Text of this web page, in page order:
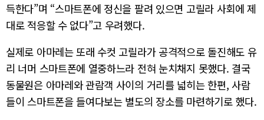
득한다”며 “스마트폰에 정신을 팔려 있으면 고릴라 사회에 제
대로 적응할 수 없다”고 우려했다.
실제로 아마레는 또래 수컷 고릴라가 공격적으로 돌진해도 유
리 너머 스마트폰에 열중하느라 전혀 눈치채지 못했다. 결국
동물원은 아마레와 관람객 사이의 거리를 넓히는 한편, 사람
들이 스마트폰을 들여다보는 별도의 장소를 마련하기로 했다.